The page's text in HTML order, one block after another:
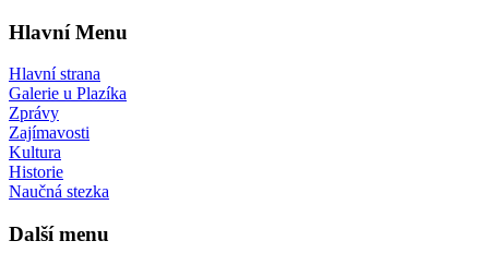
Hlavní Menu
Hlavní strana
Galerie u Plazíka
Zprávy
Zajímavosti
Kultura
Historie
Naučná stezka
Další menu